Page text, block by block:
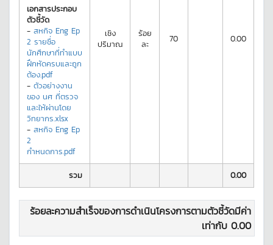
เอกสารประกอบ
ตัวชี้วัด
- สหกิจ Eng Ep
2 รายชื่อ
นักศึกษาที่ทำแบบ
ฝึกหัดครบและถูก
ต้อง.pdf
- ตัวอย่างงาน
ของ นศ ที่ตรวจ
และให้ผ่านโดย
วิทยากร.xlsx
- สหกิจ Eng Ep
2
กำหนดการ.pdf
เชิง
ปริมาณ
ร้อย
ละ
70 0.00
รวม 0.00
ร้อยละความสำเร็จของการดำเนินโครงการตามตัวชี้วัดมีค่า
เท่ากับ 0.00